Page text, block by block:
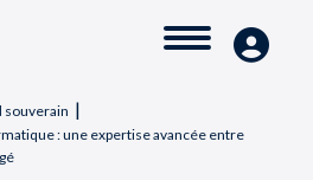
souverain |
: une expertise avancée entre